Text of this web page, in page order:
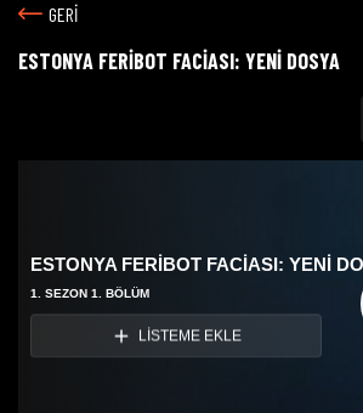
GERİ
ESTONYA FERİBOT FACİASI: YENİ DOSYA
ESTONYA FERİBOT FACİASI: YENİ
1. SEZON 1. BÖLÜM
LİSTEME EKLE